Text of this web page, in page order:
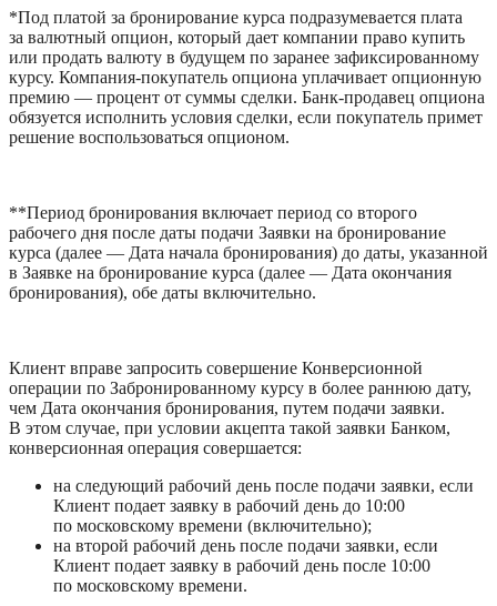
*Под платой за бронирование курса подразумевается плата
за валютный опцион, который дает компании право купить
или продать валюту в будущем по заранее зафиксированному
курсу. Компания-покупатель опциона уплачивает опционную
премию — процент от суммы сделки. Банк-продавец опциона
обязуется исполнить условия сделки, если покупатель примет
решение воспользоваться опционом.
**Период бронирования включает период со второго
рабочего дня после даты подачи Заявки на бронирование
курса (далее — Дата начала бронирования) до даты, указанной
в Заявке на бронирование курса (далее — Дата окончания
бронирования), обе даты включительно.
Клиент вправе запросить совершение Конверсионной
операции по Забронированному курсу в более раннюю дату,
чем Дата окончания бронирования, путем подачи заявки.
В этом случае, при условии акцепта такой заявки Банком,
конверсионная операция совершается:
на следующий рабочий день после подачи заявки, если
Клиент подает заявку в рабочий день до 10:00
по московскому времени (включительно);
на второй рабочий день после подачи заявки, если
Клиент подает заявку в рабочий день после 10:00
по московскому времени.